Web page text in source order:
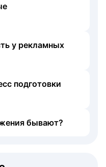
у рекламных
подготовки
бывают?